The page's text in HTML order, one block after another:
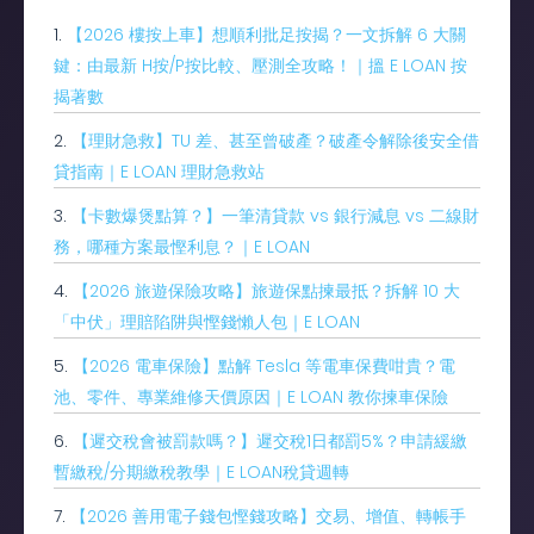
1.
【2026 樓按上車】想順利批足按揭？一文拆解 6 大關
鍵：由最新 H按/P按比較、壓測全攻略！｜搵 E LOAN 按
揭著數
2.
【理財急救】TU 差、甚至曾破產？破產令解除後安全借
貸指南｜E LOAN 理財急救站
3.
【卡數爆煲點算？】一筆清貸款 vs 銀行減息 vs 二線財
務，哪種方案最慳利息？｜E LOAN
4.
【2026 旅遊保險攻略】旅遊保點揀最抵？拆解 10 大
「中伏」理賠陷阱與慳錢懶人包｜E LOAN
5.
【2026 電車保險】點解 Tesla 等電車保費咁貴？電
池、零件、專業維修天價原因｜E LOAN 教你揀車保險
6.
【遲交稅會被罰款嗎？】遲交稅1日都罰5%？申請緩繳
暫繳稅/分期繳稅教學｜E LOAN稅貸週轉
7.
【2026 善用電子錢包慳錢攻略】交易、增值、轉帳手